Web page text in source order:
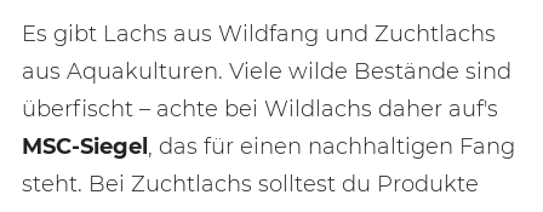
Es gibt Lachs aus Wildfang und Zuchtlachs
aus Aquakulturen. Viele wilde Bestände sind
überfischt – achte bei Wildlachs daher auf's
MSC-Siegel , das für einen nachhaltigen Fang
steht. Bei Zuchtlachs solltest du Produkte